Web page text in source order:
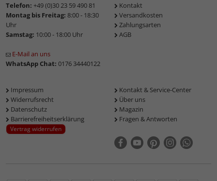
Telefon: +49 (0)30 23 59 490 81
Montag bis Freitag: 8:00 - 18:30
Uhr
Samstag: 10:00 - 18:00 Uhr
E-Mail an uns
WhatsApp Chat: 0176 34440122
Kontakt
Versandkosten
Zahlungsarten
AGB
Impressum
Widerrufsrecht
Datenschutz
Barrierefreiheitserklärung
Vertrag widerrufen
Kontakt & Service-Center
Über uns
Magazin
Fragen & Antworten